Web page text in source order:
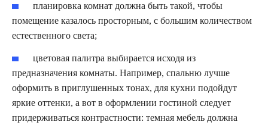
планировка комнат должна быть такой, чтобы
помещение казалось просторным, с большим количеством
естественного света;
цветовая палитра выбирается исходя из
предназначения комнаты. Например, спальню лучше
оформить в приглушенных тонах, для кухни подойдут
яркие оттенки, а вот в оформлении гостиной следует
придерживаться контрастности: темная мебель должна